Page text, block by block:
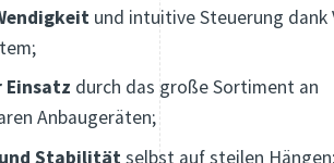
und intuitive Steuerung dank
Einsatz durch das große Sortiment an
Anbaugeräten;
Stabilitätselbst auf steilen